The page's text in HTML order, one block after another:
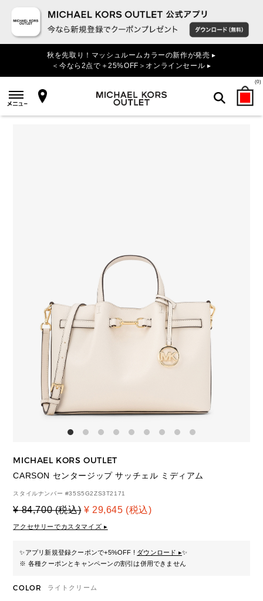
秋を先取り！マッシュルームカラーの新作が発売 ▸
＜今なら2点で＋25%OFF＞オンラインセール ▸
(0)
MICHAEL KORS OUTLET
CARSON センタージップ サッチェル ミディアム
スタイルナンバー #35S5G2ZS3T2171
¥ 84,700 (税込) ¥ 29,645 (税込)
アクセサリーでカスタマイズ ▸
✨アプリ新規登録クーポンで+5%OFF ! ダウンロード ▸✨
※ 各種クーポンとキャンペーンの割引は併用できません
COLOR ライトクリーム